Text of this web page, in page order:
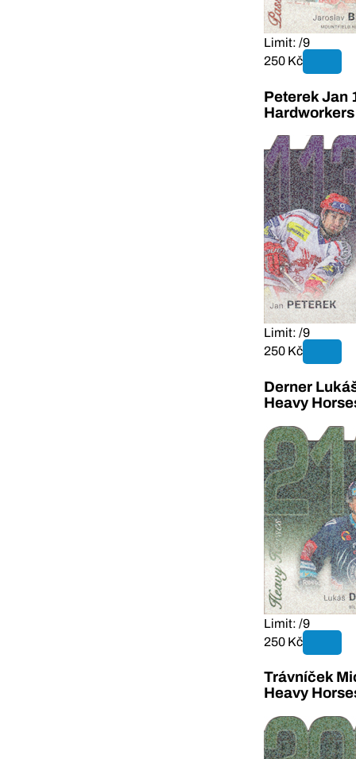
Limit: /9
250 Kč
Peterek Jan
Limit: /9
250 Kč
Derner
Heavy
Limit: /9
250 Kč
Trávníček
Heavy